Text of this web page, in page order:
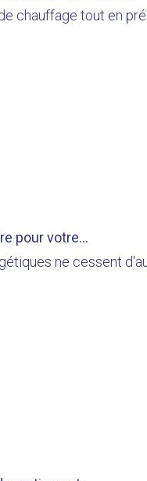
chauffage tout en
pour votre...
ne cessent